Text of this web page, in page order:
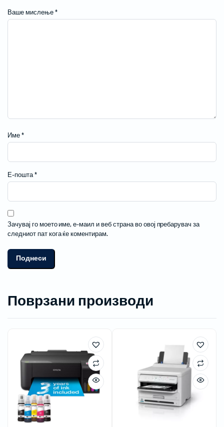
Ваше мислење *
Име *
Е-пошта*
Зачувај го моето име, е-маил и веб страна во овој пребарувач за
следниот пат кога ќе коментирам.
Поврзани производи